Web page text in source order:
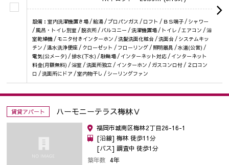
設備：室内洗濯機置き場 / 給湯 / プロパンガス / ロフト / ＢＳ端子 / シャワー
/ 風呂・トイレ別室 / 脱衣所 / バルコニー / 洗濯機置場 / トイレ / エアコン / 浴
室乾燥機 / モニタ付きインターホン / 洗髪洗面化粧台 / 洗面台 / システムキッ
チン / 温水洗浄便座 / クローゼット / フローリング / 照明器具 / 水道(公営) /
電気(公メータ) / 排水(下水) / 駐輪場 / インターネット対応 / インターネット
料金(月額無料) / 浴室 / 洗面所独立 / インターホン / ガスコンロ付 / ２口コン
ロ / 洗面所にドア / 室内物干し / シーリングファン
賃貸アパート ハーモニーテラス梅林Ⅴ
福岡市城南区梅林2丁目26-16-1
[沿線] 梅林 徒歩11分
[バス] 調査中 徒歩1分
築年数 4年